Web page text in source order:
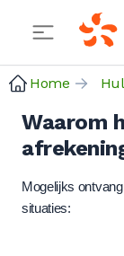
Home
Waarom
Mogelijks
situaties: